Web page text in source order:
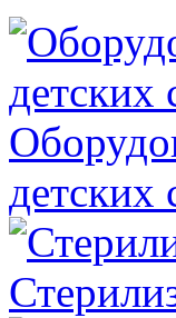
детских